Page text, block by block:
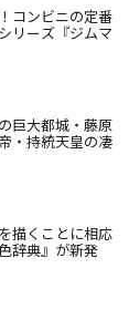
コンビニの定番
リーズ『ジムマ
巨大都城・藤原
・持統天皇の凄
描くことに相応
辞典』が新発